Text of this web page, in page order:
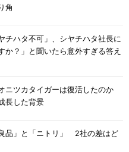
角
チハタ不可」、シヤチハタ社長に
か？」と聞いたら意外すぎる答え
ニツカタイガーは復活したのか
長した背景
品」と「ニトリ」 2社の差はど